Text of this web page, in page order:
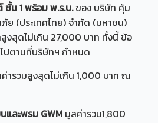
น 1 พร้อม พ.ร.บ.ของ บริษัท คุ้ม
ย (ประเทศไทย) จำกัด (มหาชน)
สูงสุดไม่เกิน 27,000 บาท ทั้งนี้ ข้อ
ปตามที่บริษัทฯ กำหนด
ารวมสูงสุดไม่เกิน 1,000 บาท ณ
และพรม GWM มูลค่ารวม1,800